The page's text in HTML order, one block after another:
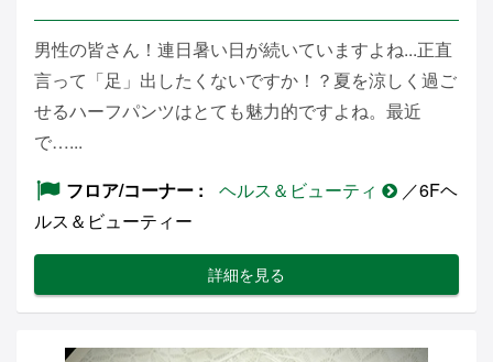
男性の皆さん！連日暑い日が続いていますよね...正直
言って「足」出したくないですか！？夏を涼しく過ご
せるハーフパンツはとても魅力的ですよね。最近
で…...
フロア/コーナー
ヘルス＆ビューティ
／6Fヘ
ルス＆ビューティー
詳細を見る